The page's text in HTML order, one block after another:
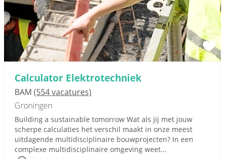
Calculator Elektrotechniek
BAM (554 vacatures)
Groningen
Building a sustainable tomorrow Wat als jij met jouw
scherpe calculaties het verschil maakt in onze meest
uitdagende multidisciplinaire bouwprojecten? In een
complexe multidisciplinaire omgeving weet...